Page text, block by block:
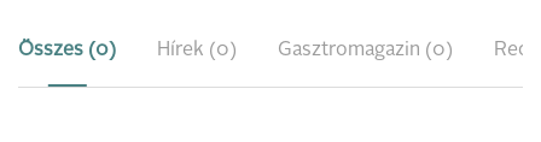
Összes (0) Hírek (0) Gasztromagazin (0)